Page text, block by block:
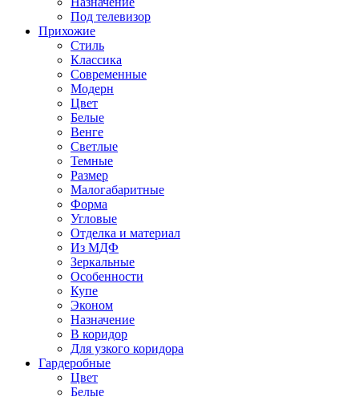
Под телевизор
Прихожие
Стиль
Классика
Современные
Модерн
Цвет
Белые
Венге
Светлые
Темные
Размер
Малогабаритные
Форма
Угловые
Отделка и материал
Из МДФ
Зеркальные
Особенности
Купе
Эконом
Назначение
В коридор
Для узкого коридора
Гардеробные
Цвет
Белые